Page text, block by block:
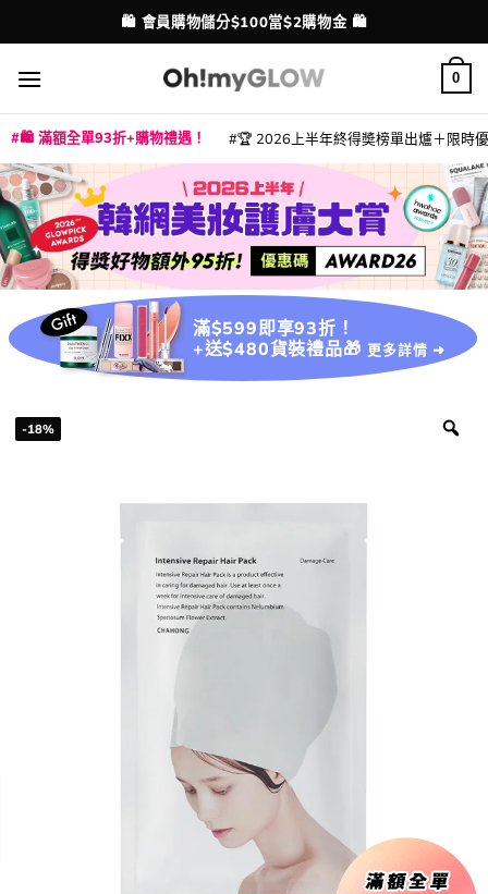
to
content
配送港澳
🛍️ 會員購物儲分$100當$2購物金 🛍️
0
🛍️ 滿額全單93折+購物禮遇！ 🏆 2026上半年終得奬榜單出爐＋限時
滿$599即享93折！
+送$480貨裝禮品🎁 更多詳情 ➜
-18%